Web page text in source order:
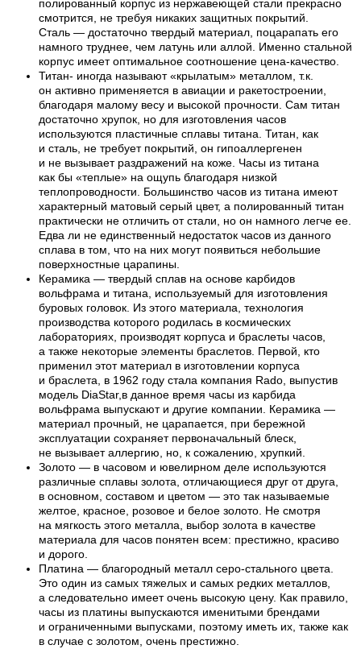
полированный корпус из нержавеющей стали прекрасно
смотрится, не требуя никаких защитных покрытий.
Сталь — достаточно твердый материал, поцарапать его
намного труднее, чем латунь или аллой. Именно стальной
корпус имеет оптимальное соотношение цена-качество.
Титан- иногда называют «крылатым» металлом, т.к.
он активно применяется в авиации и ракетостроении,
благодаря малому весу и высокой прочности. Сам титан
достаточно хрупок, но для изготовления часов
используются пластичные сплавы титана. Титан, как
и сталь, не требует покрытий, он гипоаллергенен
и не вызывает раздражений на коже. Часы из титана
как бы «теплые» на ощупь благодаря низкой
теплопроводности. Большинство часов из титана имеют
характерный матовый серый цвет, а полированный титан
практически не отличить от стали, но он намного легче ее.
Едва ли не единственный недостаток часов из данного
сплава в том, что на них могут появиться небольшие
поверхностные царапины.
Керамика — твердый сплав на основе карбидов
вольфрама и титана, используемый для изготовления
буровых головок. Из этого материала, технология
производства которого родилась в космических
лабораториях, производят корпуса и браслеты часов,
а также некоторые элементы браслетов. Первой, кто
применил этот материал в изготовлении корпуса
и браслета, в 1962 году стала компания Rado, выпустив
модель DiaStar,в данное время часы из карбида
вольфрама выпускают и другие компании. Керамика —
материал прочный, не царапается, при бережной
эксплуатации сохраняет первоначальный блеск,
не вызывает аллергию, но, к сожалению, хрупкий.
Золото — в часовом и ювелирном деле используются
различные сплавы золота, отличающиеся друг от друга,
в основном, составом и цветом — это так называемые
желтое, красное, розовое и белое золото. Не смотря
на мягкость этого металла, выбор золота в качестве
материала для часов понятен всем: престижно, красиво
и дорого.
Платина — благородный металл серо-стального цвета.
Это один из самых тяжелых и самых редких металлов,
а следовательно имеет очень высокую цену. Как правило,
часы из платины выпускаются именитыми брендами
и ограниченными выпусками, поэтому иметь их, также как
в случае с золотом, очень престижно.